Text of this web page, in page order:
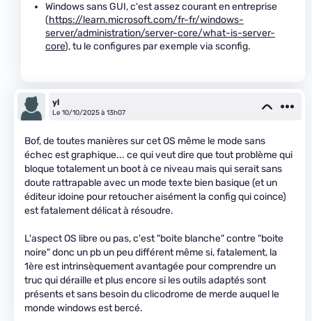
Windows sans GUI, c'est assez courant en entreprise
(https://learn.microsoft.com/fr-fr/windows-
server/administration/server-core/what-is-server-
core), tu le configures par exemple via sconfig.
yl
Le 10/10/2025 à 13h07
Bof, de toutes manières sur cet OS même le mode sans
échec est graphique... ce qui veut dire que tout problème qui
bloque totalement un boot à ce niveau mais qui serait sans
doute rattrapable avec un mode texte bien basique (et un
éditeur idoine pour retoucher aisément la config qui coince)
est fatalement délicat à résoudre.
L'aspect OS libre ou pas, c'est "boite blanche" contre "boite
noire" donc un pb un peu différent même si, fatalement, la
1ère est intrinsèquement avantagée pour comprendre un
truc qui déraille et plus encore si les outils adaptés sont
présents et sans besoin du clicodrome de merde auquel le
monde windows est bercé.